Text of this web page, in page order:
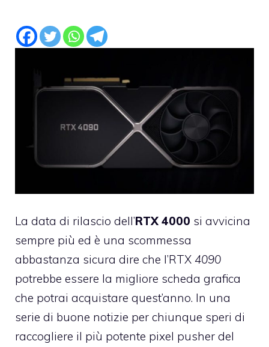
La data di rilascio dell’RTX 4000 si avvicina
sempre più ed è una scommessa
abbastanza sicura dire che l’RTX 4090
potrebbe essere la migliore scheda grafica
che potrai acquistare quest’anno. In una
serie di buone notizie per chiunque speri di
raccogliere il più potente pixel pusher del